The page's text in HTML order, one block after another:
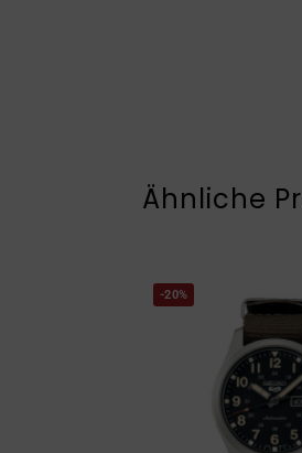
Ähnliche
-20%